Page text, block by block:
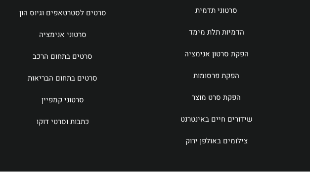
סרטוני תדמית
הדמיות תלת מימד
הפקת סרטון אנימציה
הפקת פרסומות
הפקת סרט מוצר
שידורים חיים באינטרנט
צילומים באולפן ירוק
סרטים לסטרטאפים וגיוס הון
סרטוני אנימציה
סרטים בתחום הרכב
סרטים בתחום הבריאות
סרטוני קמפיין
כתבות וסרטי דוקו